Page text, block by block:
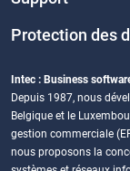
Protection des
Intec : Business
Depuis 1987, nous
Belgique et le
gestion commerciale
nous proposons la